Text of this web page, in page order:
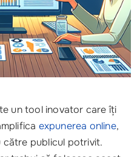
un tool inovator care îți
expunerea online,
publicul potrivit.